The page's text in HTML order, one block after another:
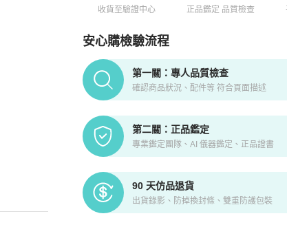
收貨至驗證中心 正品鑑定 品質檢查
安心購檢驗流程
PopChill拍拍圈正品驗證、安心購檢驗流程
第一關：專人品質檢查
確認商品狀況、配件等 符合頁面描述
第二關：正品鑑定
專業鑑定團隊、AI 儀器鑑定、正品證書
90 天仿品退貨
出貨錄影、防掉換封條、雙重防護包裝